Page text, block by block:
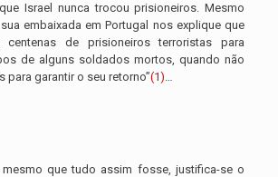
Israel nunca trocou prisioneiros. Mesmo
embaixada em Portugal nos explique que
centenas de prisioneiros terroristas para
de alguns soldados mortos, quando não
para garantir o seu retorno”(1)…
mesmo que tudo assim fosse, justifica-se o